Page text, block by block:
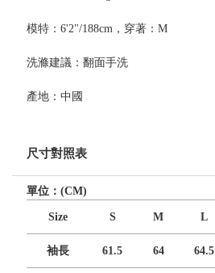
模特：6'2"/188cm，穿著：M
洗滌建議：翻面手洗
產地：中國
尺寸對照表
單位：(CM)
Size S M L
袖長 61.5 64 64.5